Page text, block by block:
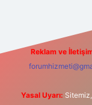
Reklam ve
Yasal Uyarı: